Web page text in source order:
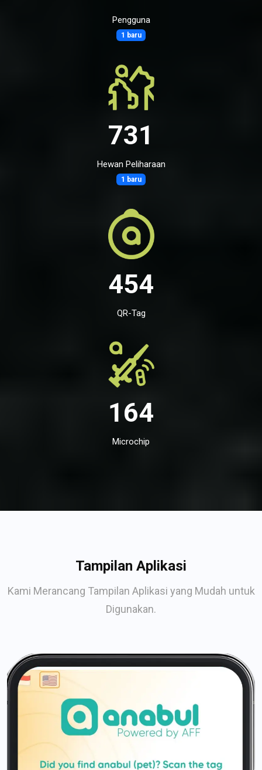
Pengguna
1 baru
731
Hewan Peliharaan
1 baru
454
QR-Tag
164
Microchip
Tampilan Aplikasi
Kami Merancang Tampilan Aplikasi yang Mudah untuk
Digunakan.